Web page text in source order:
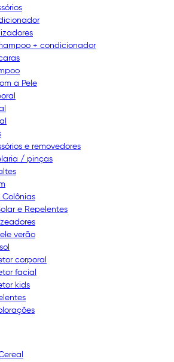
+ condicionador
a Pele
e removedores
/ pinças
Colônias
e Repelentes
verão
corporal
facial
kids